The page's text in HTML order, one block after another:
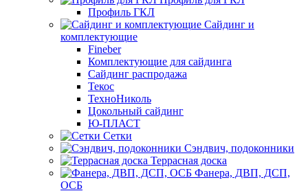
Профиль ГКЛ
Сайдинг и
комплектующие
Fineber
Комплектующие для сайдинга
Сайдинг распродажа
Текос
ТехноНиколь
Цокольный сайдинг
Ю-ПЛАСТ
Сетки
Сэндвич, подоконники
Террасная доска
Фанера, ДВП, ДСП,
ОСБ